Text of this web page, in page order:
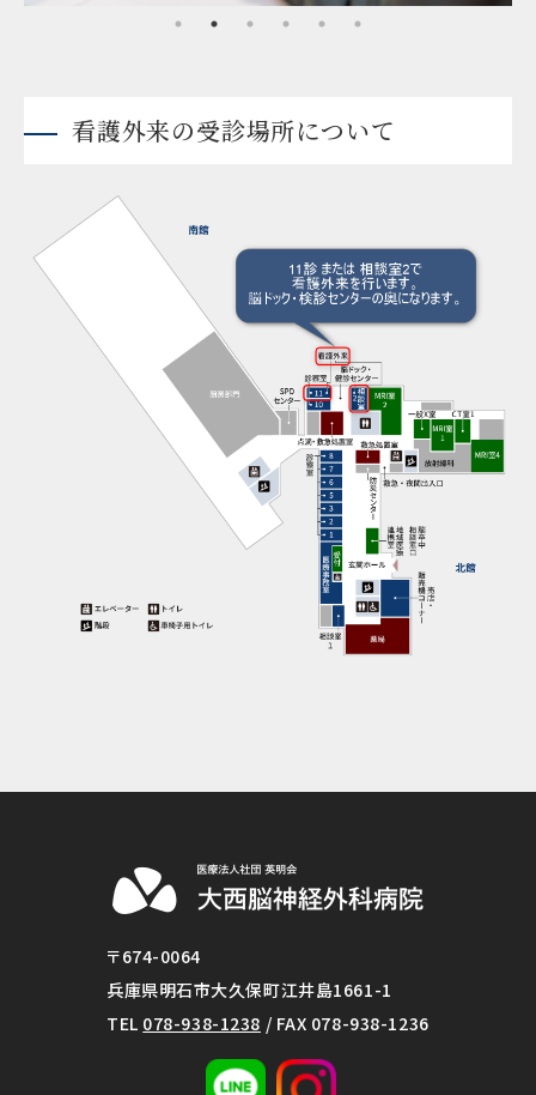
看護外来の受診場所について
〒674-0064
兵庫県明石市大久保町江井島1661-1
TEL 078-938-1238 / FAX 078-938-1236